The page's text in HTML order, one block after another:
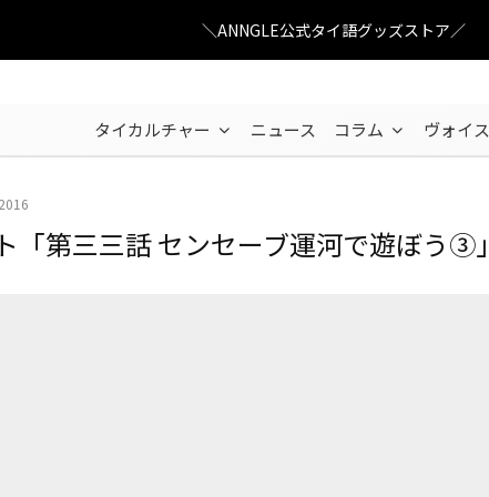
＼ANNGLE公式タイ語グッズストア／
タイカルチャー ニュース コラム ヴォイス
「第三三話 センセーブ運河で遊ぼう③」